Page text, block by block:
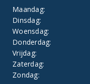
Maandag:
Dinsdag:
Woensdag:
Donderdag:
Vrijdag:
Zaterdag:
Zondag: